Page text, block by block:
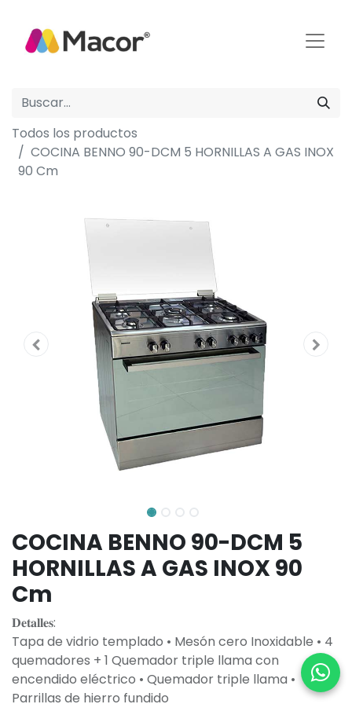
Todos los productos
COCINA BENNO 90-DCM 5 HORNILLAS A GAS INOX
90 Cm
COCINA BENNO 90-DCM 5
HORNILLAS A GAS INOX 90
Cm
𝐃𝐞𝐭𝐚𝐥𝐥𝐞𝐬:
Tapa de vidrio templado • Mesón cero Inoxidable • 4
quemadores + 1 Quemador triple llama con
encendido eléctrico • Quemador triple llama •
Parrillas de hierro fundido